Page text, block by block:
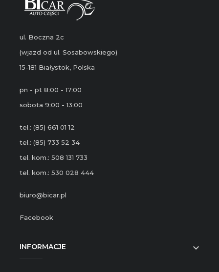
ul. Boczna 2c
(wjazd od ul. Sosabowskiego)
15-181 Białystok, Polska
pn - pt 8:00 - 17:00
sobota 9:00 - 13:00
tel.: (85) 661 01 12
tel.: (85) 733 52 34
tel. kom.: 508 131 733
tel. kom.: 530 028 444
biuro@bicar.pl
Facebook
INFORMACJE 